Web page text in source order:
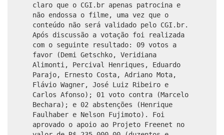
claro que o CGI.br apenas patrocina e
não endossa o filme, uma vez que o
conteúdo não será validado pelo CGI.br.
Após discussão a votação foi realizada
com o seguinte resultado: 09 votos a
favor (Demi Getschko, Veridiana
Alimonti, Percival Henriques, Eduardo
Parajo, Ernesto Costa, Adriano Mota,
Flávio Wagner, José Luiz Ribeiro e
Carlos Afonso); 01 voto contra (Marcelo
Bechara); e 02 abstenções (Henrique
Faulhaber e Nelson Fujimoto). Foi
aprovado o apoio ao Projeto Freenet no